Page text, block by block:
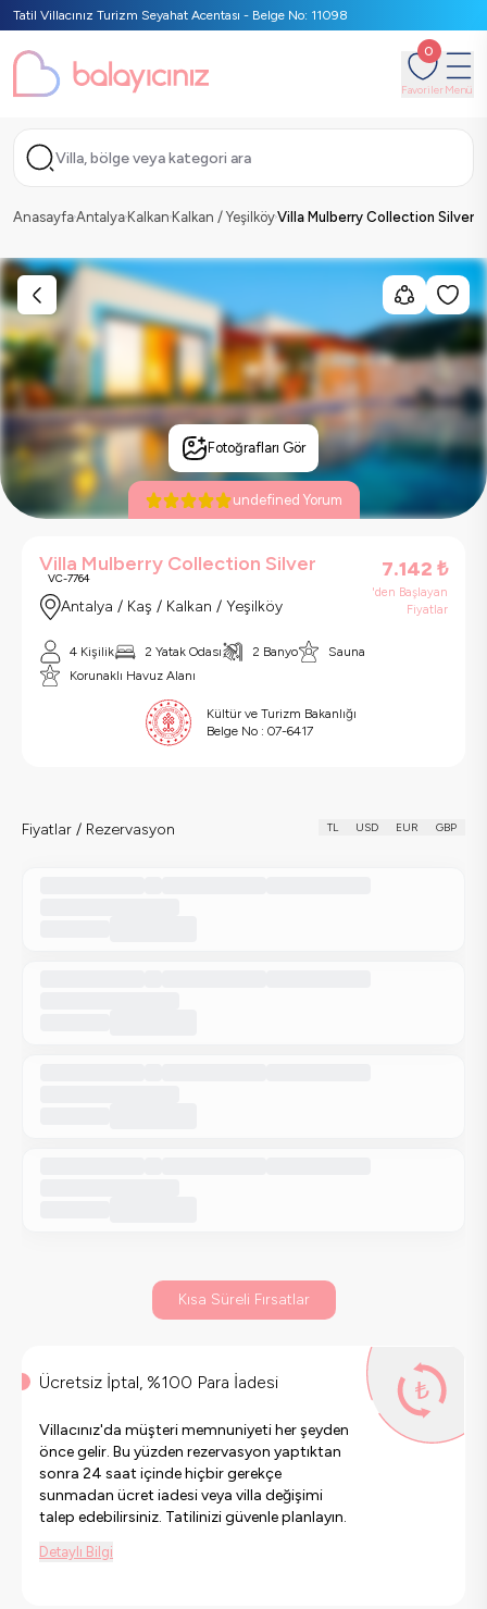
Tatil Villacınız Turizm Seyahat Acentası - Belge No: 11098
0
FavorilerMenü
Villa, bölge veya kategori ara
AnasayfaAntalya Kalkan Kalkan / YeşilköyVilla Mulberry Collection Silver
Fotoğrafları Gör
undefined Yorum
Villa Mulberry Collection Silver
VC-7764
Antalya / Kaş / Kalkan / Yeşilköy
7.142 ₺
'den Başlayan
Fiyatlar
4 Kişilik 2 Yatak Odası 2 Banyo
Sauna
Korunaklı Havuz Alanı
Kültür ve Turizm Bakanlığı
Belge No : 07-6417
Fiyatlar / Rezervasyon TL USD EUR GBP
Kısa Süreli Fırsatlar
Ücretsiz İptal, %100 Para İadesi
Villacınız'da müşteri memnuniyeti her şeyden
önce gelir. Bu yüzden rezervasyon yaptıktan
sonra 24 saat içinde hiçbir gerekçe
sunmadan ücret iadesi veya villa değişimi
talep edebilirsiniz. Tatilinizi güvenle planlayın.
Detaylı Bilgi